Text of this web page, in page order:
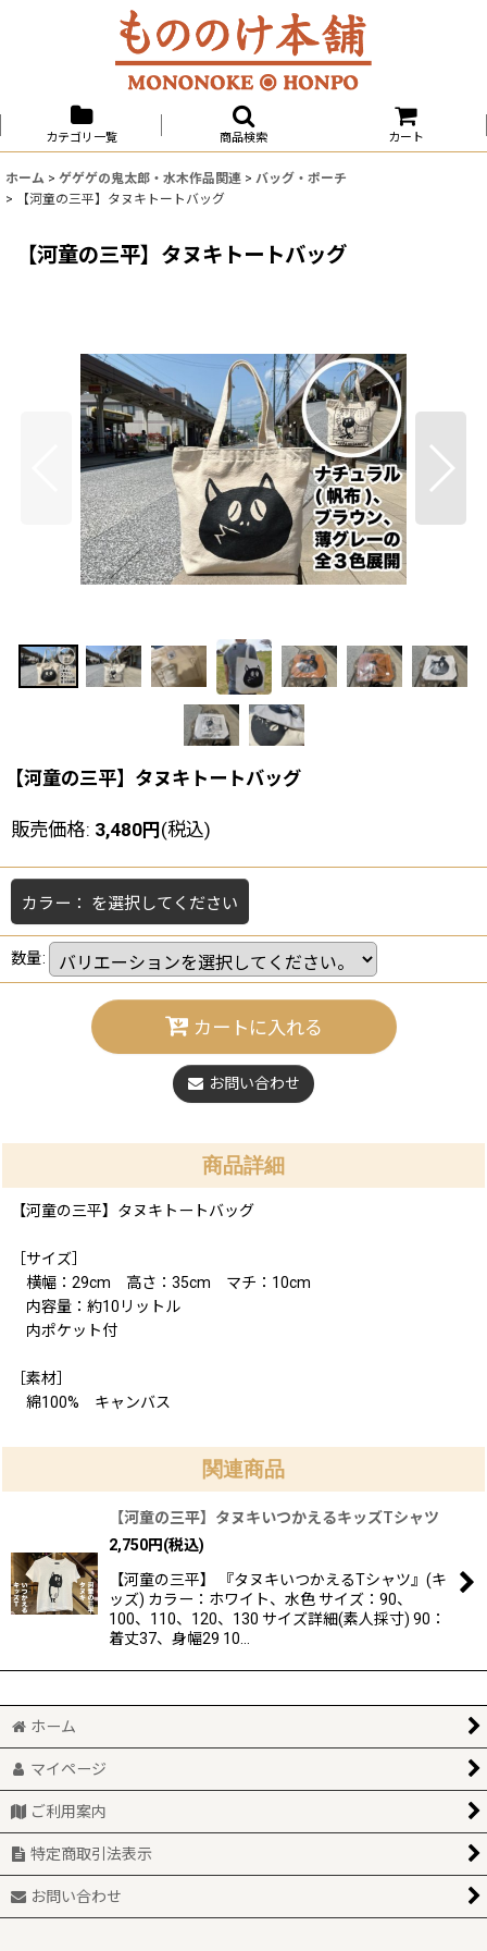
カテゴリ一覧 商品検索 カート
ホーム > ゲゲゲの鬼太郎・水木作品関連 > バッグ・ポーチ
>
【河童の三平】タヌキトートバッグ
【河童の三平】タヌキトートバッグ
【河童の三平】タヌキトートバッグ
販売価格: 3,480円(税込)
カラー： を選択してください
数量:
カートに入れる
お問い合わせ
商品詳細
【河童の三平】タヌキトートバッグ
［サイズ］
横幅：29cm 高さ：35cm マチ：10cm
内容量：約10リットル
内ポケット付
［素材］
綿100% キャンバス
関連商品
【河童の三平】タヌキいつかえるキッズTシャツ
2,750円(税込)
【河童の三平】 『タヌキいつかえるTシャツ』(キ
ッズ) カラー：ホワイト、水色 サイズ：90、
100、110、120、130 サイズ詳細(素人採寸) 90：
着丈37、身幅29 10…
ホーム
マイページ
ご利用案内
特定商取引法表示
お問い合わせ